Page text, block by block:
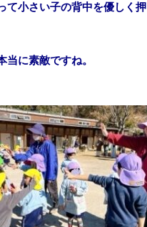
て小さい子の背中を優しく押
に素敵ですね。